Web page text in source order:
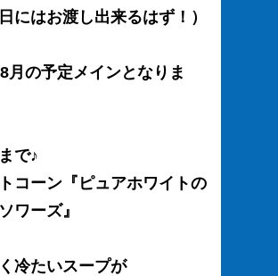
にはお渡し出来るはず！）
月の予定メインとなりま
で♪
コーン『ピュアホワイトの
ワーズ』
冷たいスープが